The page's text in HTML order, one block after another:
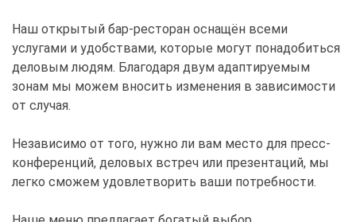
Наш открытый бар-ресторан оснащён всеми
услугами и удобствами, которые могут понадобиться
деловым людям. Благодаря двум адаптируемым
зонам мы можем вносить изменения в зависимости
от случая.
Независимо от того, нужно ли вам место для пресс-
конференций, деловых встреч или презентаций, мы
легко сможем удовлетворить ваши потребности.